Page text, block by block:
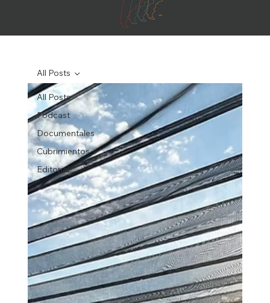
All Posts
Podcast
Documentales
Cubrimientos
Editorial
All Posts